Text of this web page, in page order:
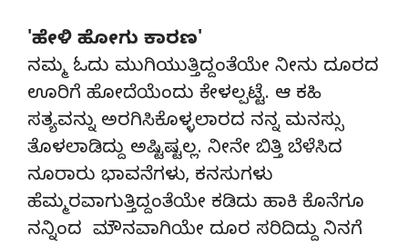
'ಹೇಳಿ ಹೋಗು ಕಾರಣ'
ನಮ್ಮ ಓದು ಮುಗಿಯುತ್ತಿದ್ದಂತೆಯೇ ನೀನು ದೂರದ
ಊರಿಗೆ ಹೋದೆಯೆಂದು ಕೇಳಲ್ಪಟ್ಟೆ. ಆ ಕಹಿ
ಸತ್ಯವನ್ನು ಅರಗಿಸಿಕೊಳ್ಳಲಾರದ ನನ್ನ ಮನಸ್ಸು
ತೊಳಲಾಡಿದ್ದು ಅಷ್ಟಿಷ್ಟಲ್ಲ. ನೀನೇ ಬಿತ್ತಿ ಬೆಳೆಸಿದ
ನೂರಾರು ಭಾವನೆಗಳು, ಕನಸುಗಳು
ಹೆಮ್ಮರವಾಗುತ್ತಿದ್ದಂತೆಯೇ ಕಡಿದು ಹಾಕಿ ಕೊನೆಗೂ
ನನ್ನಿಂದ ಮೌನವಾಗಿಯೇ ದೂರ ಸರಿದಿದ್ದು ನಿನಗೆ